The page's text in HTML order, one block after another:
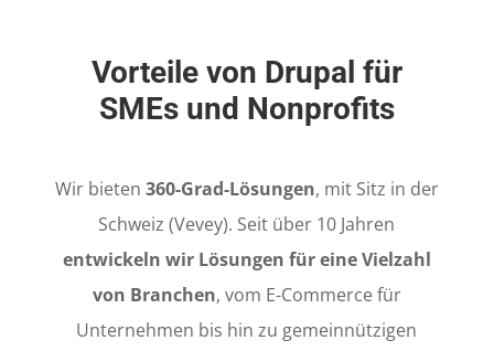
Vorteile von Drupal für
SMEs und Nonprofits
Wir bieten 360-Grad-Lösungen, mit Sitz in der
Schweiz (Vevey). Seit über 10 Jahren
entwickeln wir Lösungen für eine Vielzahl
von Branchen, vom E-Commerce für
Unternehmen bis hin zu gemeinnützigen